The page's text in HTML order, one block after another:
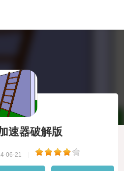
速器破解版
06-21